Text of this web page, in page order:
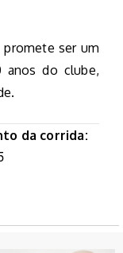
ser um
anos do clube,
da corrida: